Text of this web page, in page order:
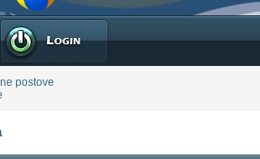
Prijavite se
postove